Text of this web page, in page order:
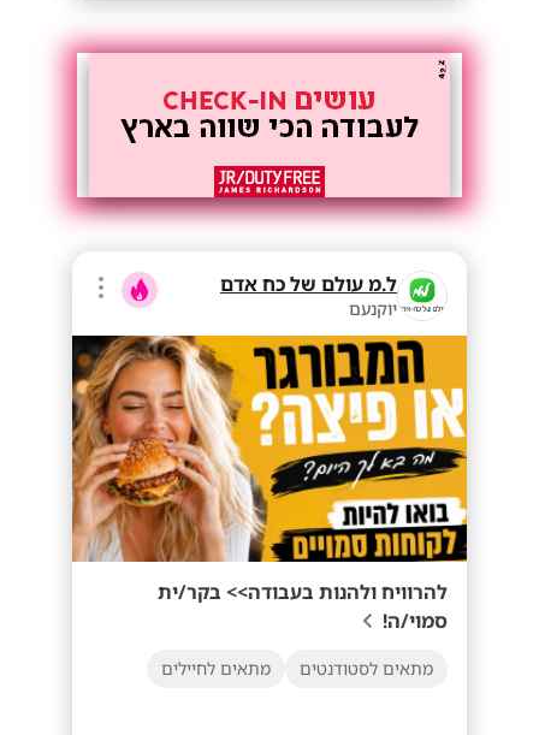
ל.מ עולם של כח אדם
יוקנעם
להרוויח ולהנות בעבודה>> בקר/ית
סמוי/ה!
מתאים לסטודנטים מתאים לחיילים